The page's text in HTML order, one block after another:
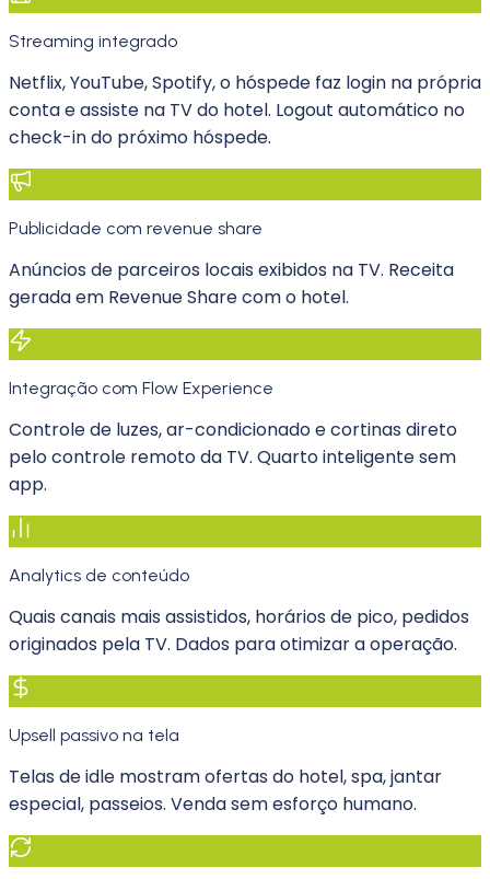
Streaming integrado
Netflix, YouTube, Spotify, o hóspede faz login na própria
conta e assiste na TV do hotel. Logout automático no
check-in do próximo hóspede.
Publicidade com revenue share
Anúncios de parceiros locais exibidos na TV. Receita
gerada em Revenue Share com o hotel.
Integração com Flow Experience
Controle de luzes, ar-condicionado e cortinas direto
pelo controle remoto da TV. Quarto inteligente sem
app.
Analytics de conteúdo
Quais canais mais assistidos, horários de pico, pedidos
originados pela TV. Dados para otimizar a operação.
Upsell passivo na tela
Telas de idle mostram ofertas do hotel, spa, jantar
especial, passeios. Venda sem esforço humano.